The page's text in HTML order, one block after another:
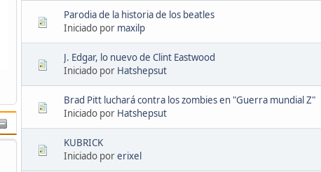
Parodia de la historia de los beatles
Iniciado por maxilp
J. Edgar, lo nuevo de Clint Eastwood
Iniciado por Hatshepsut
Brad Pitt luchará contra los zombies en "Guerra mundial Z"
Iniciado por Hatshepsut
KUBRICK
Iniciado porerixel